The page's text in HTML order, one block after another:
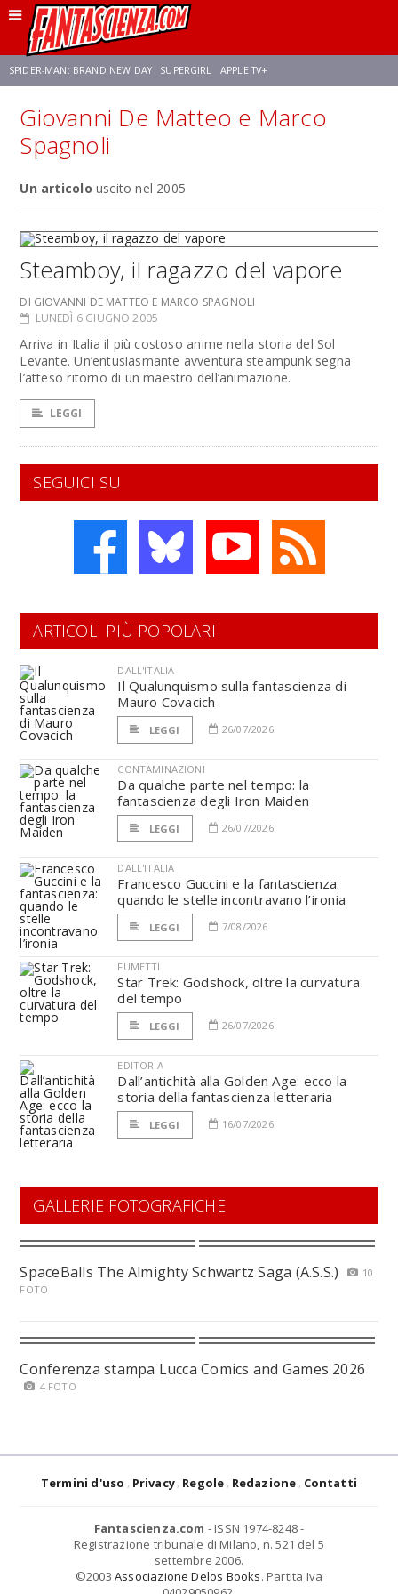
SPIDER-MAN: BRAND NEW DAY SUPERGIRL APPLE TV+
FRANCO RICCIARDIELLO ZENDAYA AVENGERS: DOOMSDAY STAR TREK
NETFLIX SADIE SINK CELIA ROSE GOODING
Giovanni De Matteo e Marco
Spagnoli
Un articolo uscito nel 2005
Steamboy, il ragazzo del vapore
DI GIOVANNI DE MATTEO E MARCO SPAGNOLI
LUNEDÌ 6 GIUGNO 2005
Arriva in Italia il più costoso anime nella storia del Sol
Levante. Un’entusiasmante avventura steampunk segna
l’atteso ritorno di un maestro dell’animazione.
LEGGI
SEGUICI SU
ARTICOLI PIÙ POPOLARI
DALL'ITALIA
Il Qualunquismo sulla fantascienza di
Mauro Covacich
LEGGI 26/07/2026
CONTAMINAZIONI
Da qualche parte nel tempo: la
fantascienza degli Iron Maiden
LEGGI 26/07/2026
DALL'ITALIA
Francesco Guccini e la fantascienza:
quando le stelle incontravano l’ironia
LEGGI 7/08/2026
FUMETTI
Star Trek: Godshock, oltre la curvatura
del tempo
LEGGI 26/07/2026
EDITORIA
Dall’antichità alla Golden Age: ecco la
storia della fantascienza letteraria
LEGGI 16/07/2026
GALLERIE FOTOGRAFICHE
SpaceBalls The Almighty Schwartz Saga (A.S.S.)
10
FOTO
Conferenza stampa Lucca Comics and Games 2026
4 FOTO
Termini d'uso Privacy Regole Redazione Contatti
Fantascienza.com - ISSN 1974-8248 -
Registrazione tribunale di Milano, n. 521 del 5
settembre 2006.
©2003 Associazione Delos Books. Partita Iva